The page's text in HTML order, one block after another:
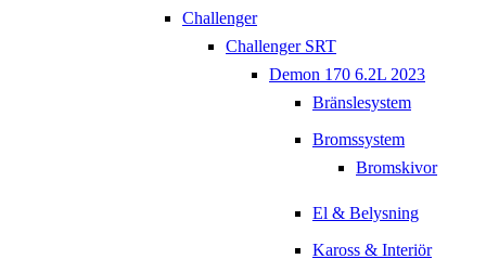
Challenger
Challenger SRT
Demon 170 6.2L 2023
Bränslesystem
Bromssystem
Bromskivor
El & Belysning
Kaross & Interiör